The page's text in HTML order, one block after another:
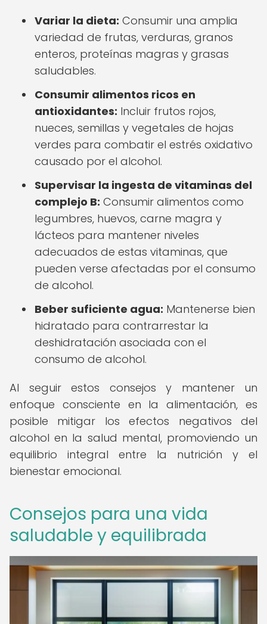
Variar la dieta: Consumir una amplia
variedad de frutas, verduras, granos
enteros, proteínas magras y grasas
saludables.
Consumir alimentos ricos en
antioxidantes: Incluir frutos rojos,
nueces, semillas y vegetales de hojas
verdes para combatir el estrés oxidativo
causado por el alcohol.
Supervisar la ingesta de vitaminas del
complejo B: Consumir alimentos como
legumbres, huevos, carne magra y
lácteos para mantener niveles
adecuados de estas vitaminas, que
pueden verse afectadas por el consumo
de alcohol.
Beber suficiente agua: Mantenerse bien
hidratado para contrarrestar la
deshidratación asociada con el
consumo de alcohol.
Al seguir estos consejos y mantener un
enfoque consciente en la alimentación, es
posible mitigar los efectos negativos del
alcohol en la salud mental, promoviendo un
equilibrio integral entre la nutrición y el
bienestar emocional.
Consejos para una vida
saludable y equilibrada